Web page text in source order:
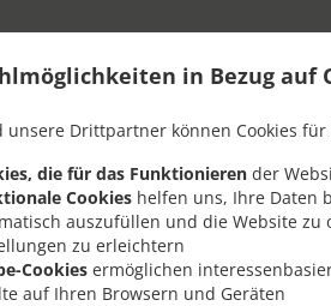
in Bezug auf
unsere Drittpartner können Cookies
die für das Funktionieren der
Cookies helfen uns, Ihre Daten
auszufüllen und die Website
zu erleichtern
Cookies ermöglichen
auf Ihren Browsern und Geräten
Mit